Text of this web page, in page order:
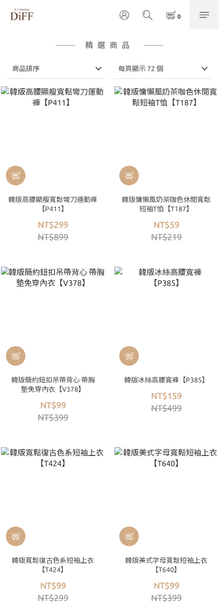
精選商品
商品排序 每頁顯示 72 個
韓版高腰顯瘦寬鬆彎刀運動褲
【P411】
NT$299
NT$899
韓版慵懶風奶茶咖色休閒寬鬆
短袖T恤【T187】
NT$59
NT$219
韓版簡約鈕扣吊帶背心 帶胸
墊免穿內衣【V378】
NT$99
NT$399
韓版冰絲高腰寬褲【P385】
NT$159
NT$499
韓版寬鬆復古色系短袖上衣
【T424】
NT$99
NT$299
韓版美式字母寬鬆短袖上衣
【T640】
NT$99
NT$399